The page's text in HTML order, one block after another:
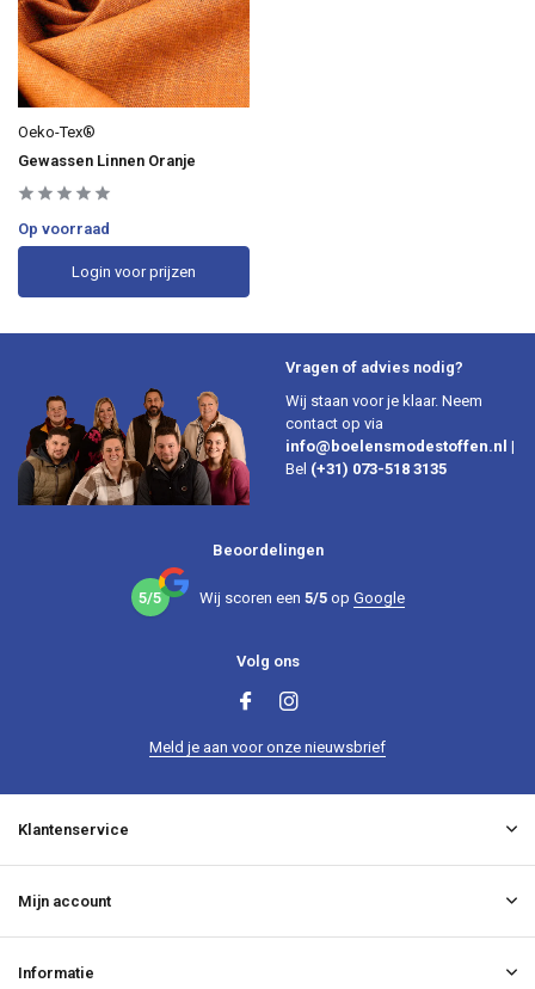
Oeko-Tex®
Gewassen Linnen Oranje
Op voorraad
Login voor prijzen
Vragen of advies nodig?
Wij staan voor je klaar. Neem
contact op via
info@boelensmodestoffen.nl |
Bel (+31) 073-518 3135
Beoordelingen
5/5 Wij scoren een 5/5op Google
Volg ons
Meld je aan voor onze nieuwsbrief
Klantenservice
Mijn account
Informatie